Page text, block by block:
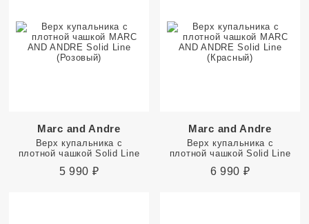
Marc and Andre
Верх купальника с
плотной чашкой Solid Line
5 990 ₽
Marc and Andre
Верх купальника с
плотной чашкой Solid Line
6 990 ₽